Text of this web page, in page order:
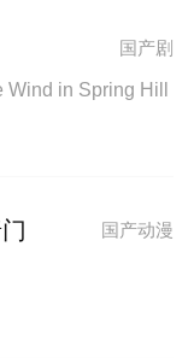
国产剧
Wind in Spring Hill
国产动漫